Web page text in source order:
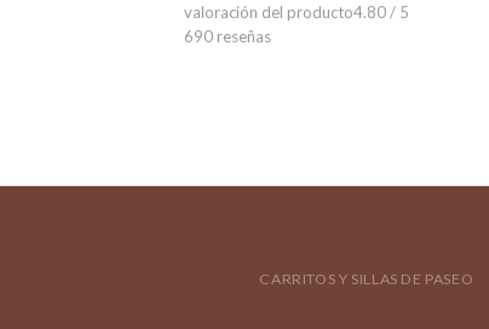
valoración del producto4.80 / 5
690 reseñas
CARRITOS Y SILLAS DE PASEO